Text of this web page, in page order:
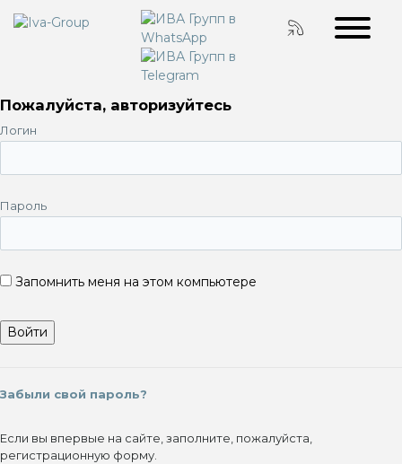
Пожалуйста, авторизуйтесь
Логин
Пароль
Запомнить меня на этом компьютере
Забыли свой пароль?
Если вы впервые на сайте, заполните, пожалуйста,
регистрационную форму.